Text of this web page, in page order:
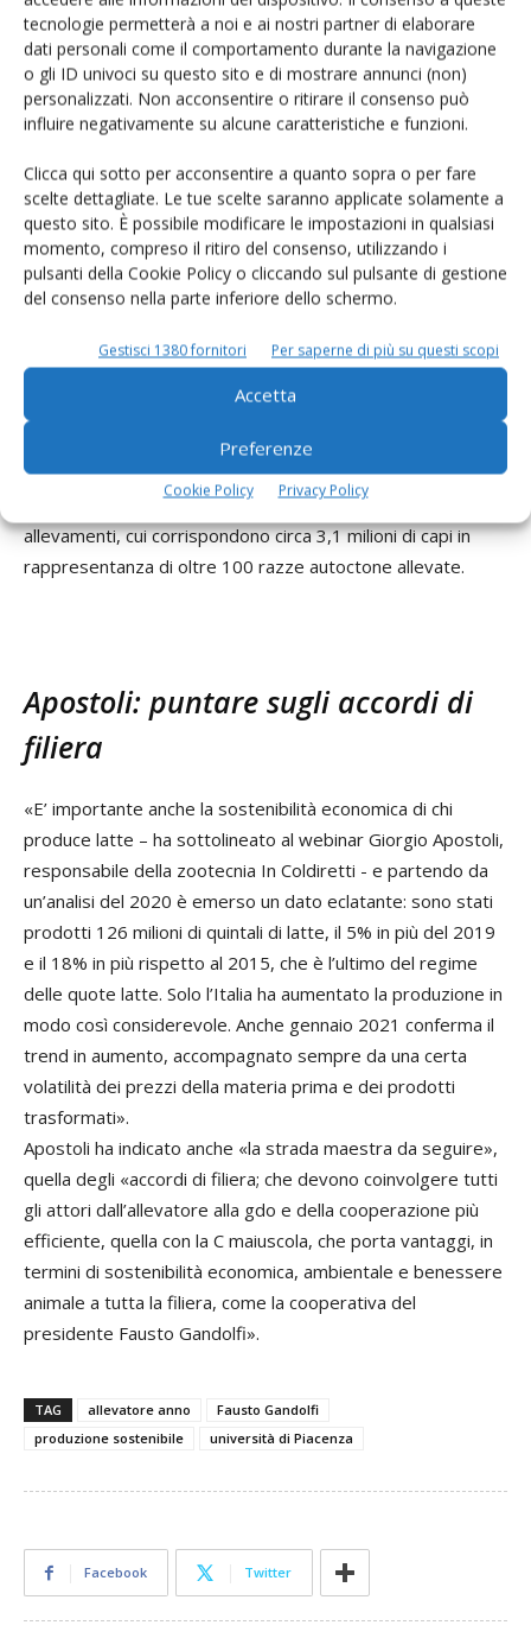
tecnologie permetterà a noi e ai nostri partner di elaborare
dati personali come il comportamento durante la navigazione
o gli ID univoci su questo sito e di mostrare annunci (non)
personalizzati. Non acconsentire o ritirare il consenso può
influire negativamente su alcune caratteristiche e funzioni.
Clicca qui sotto per acconsentire a quanto sopra o per fare
scelte dettagliate. Le tue scelte saranno applicate solamente a
questo sito. È possibile modificare le impostazioni in qualsiasi
momento, compreso il ritiro del consenso, utilizzando i
pulsanti della Cookie Policy o cliccando sul pulsante di gestione
del consenso nella parte inferiore dello schermo.
Gestisci 1380 fornitori Per saperne di più su questi scopi
Accetta
Preferenze
Cookie Policy Privacy Policy
La discussione sulla sostenibilità ambientale fatta in questo
webinar ha fatto un salto di qualità con l’intervento di
Mauro Donda, direttore generale dell’Associazione italiana
allevatori: «La sostenibilità ambientale non equivale
all’impatto ambientale. Si collega ai temi del cambiamento
climatico, dell’uso responsabile delle risorse, del
contenimento delle emissioni, della gestione dei reflui, allo
sviluppo di forme di economia circolare, alla trasformazione
energetica in agricoltura, alla conservazione e
valorizzazione delle biodiversità. La sostenibilità
Va in questa direzione, ha aggiunto Donda, il progetto Leo
(Livestock environment open data) che si basa sulla
raccolta dei dati sul benessere animale e sulla sostenibilità
economica ed ambientale del comparto zootecnico.
Attualmente la banca dati contiene oltre 280 milioni di
informazioni e le rilevazioni interessano oltre 12mila
allevamenti, cui corrispondono circa 3,1 milioni di capi in
rappresentanza di oltre 100 razze autoctone allevate.
Apostoli: puntare sugli accordi di
filiera
«E’ importante anche la sostenibilità economica di chi
produce latte – ha sottolineato al webinar Giorgio Apostoli,
responsabile della zootecnia In Coldiretti - e partendo da
un’analisi del 2020 è emerso un dato eclatante: sono stati
prodotti 126 milioni di quintali di latte, il 5% in più del 2019
e il 18% in più rispetto al 2015, che è l’ultimo del regime
delle quote latte. Solo l’Italia ha aumentato la produzione in
modo così considerevole. Anche gennaio 2021 conferma il
trend in aumento, accompagnato sempre da una certa
volatilità dei prezzi della materia prima e dei prodotti
trasformati».
Apostoli ha indicato anche «la strada maestra da seguire»,
quella degli «accordi di filiera; che devono coinvolgere tutti
gli attori dall’allevatore alla gdo e della cooperazione più
efficiente, quella con la C maiuscola, che porta vantaggi, in
termini di sostenibilità economica, ambientale e benessere
animale a tutta la filiera, come la cooperativa del
presidente Fausto Gandolfi».
TAG allevatore anno
Fausto Gandolfi
produzione sostenibile
università di Piacenza
Facebook Twitter